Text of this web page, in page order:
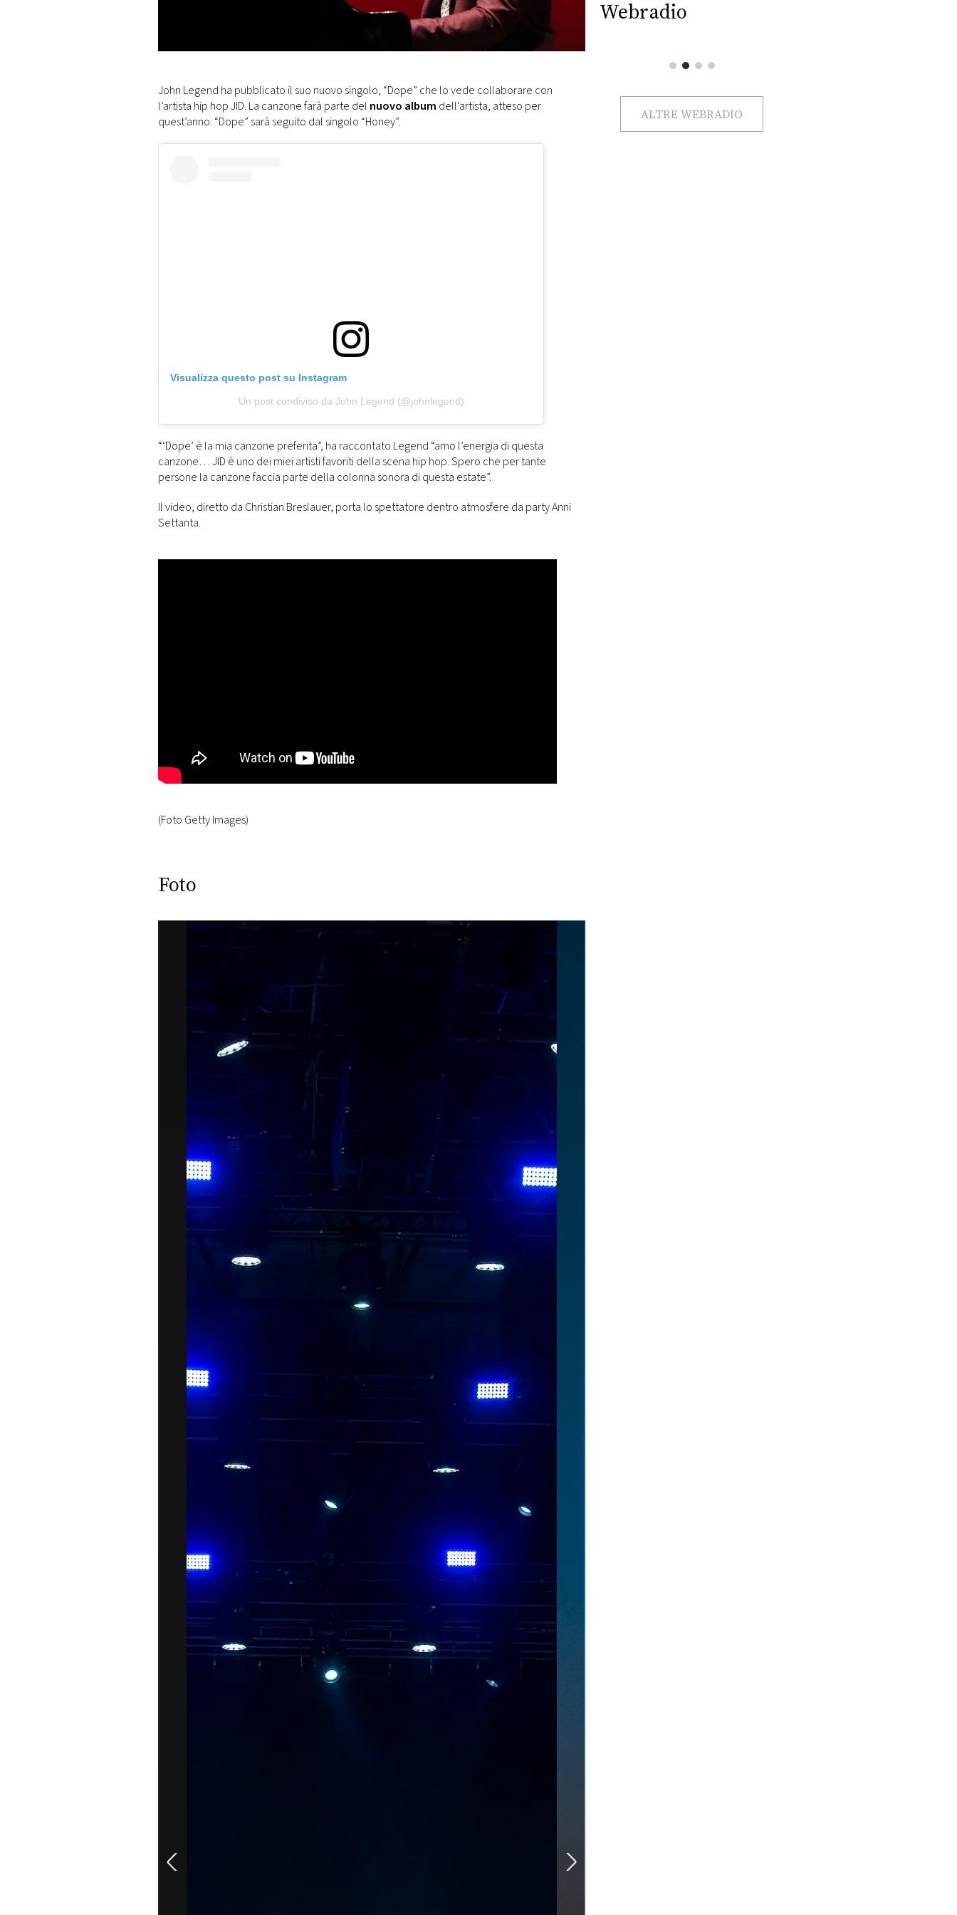
John Legend ha pubblicato il suo nuovo singolo, “Dope” che lo vede collaborare con
l’artista hip hop JID. La canzone farà parte del nuovo album dell’artista, atteso per
quest’anno. “Dope” sarà seguito dal singolo “Honey”.
Visualizza questo post su Instagram
Un post condiviso da John Legend (@johnlegend)
“‘Dope’ è la mia canzone preferita”, ha raccontato Legend “amo l’energia di questa
canzone… JID è uno dei miei artisti favoriti della scena hip hop. Spero che per tante
persone la canzone faccia parte della colonna sonora di questa estate”.
Il video, diretto da Christian Breslauer, porta lo spettatore dentro atmosfere da party Anni
Settanta.
(Foto Getty Images)
Foto
Webradio
ALTRE WEBRADIO